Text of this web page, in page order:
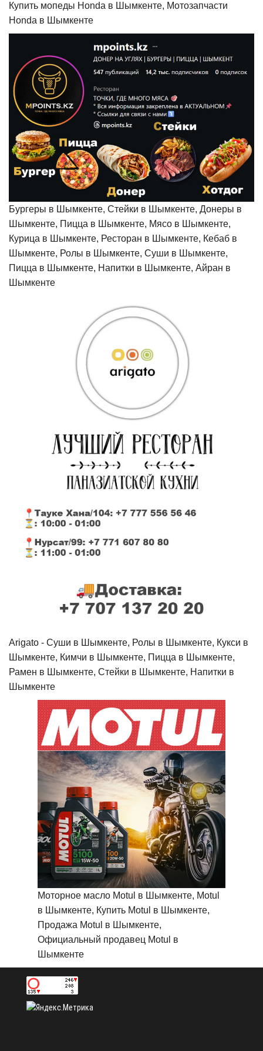
Купить мопеды Honda в Шымкенте, Мотозапчасти
Honda в Шымкенте
Бургеры в Шымкенте, Стейки в Шымкенте, Донеры в
Шымкенте, Пицца в Шымкенте, Мясо в Шымкенте,
Курица в Шымкенте, Ресторан в Шымкенте, Кебаб в
Шымкенте, Ролы в Шымкенте, Суши в Шымкенте,
Пицца в Шымкенте, Напитки в Шымкенте, Айран в
Шымкенте
Arigato - Cуши в Шымкенте, Ролы в Шымкенте, Кукси в
Шымкенте, Кимчи в Шымкенте, Пицца в Шымкенте,
Рамен в Шымкенте, Стейки в Шымкенте, Напитки в
Шымкенте
Моторное масло Motul в Шымкенте, Motul
в Шымкенте, Купить Motul в Шымкенте,
Продажа Motul в Шымкенте,
Официальный продавец Motul в
Шымкенте